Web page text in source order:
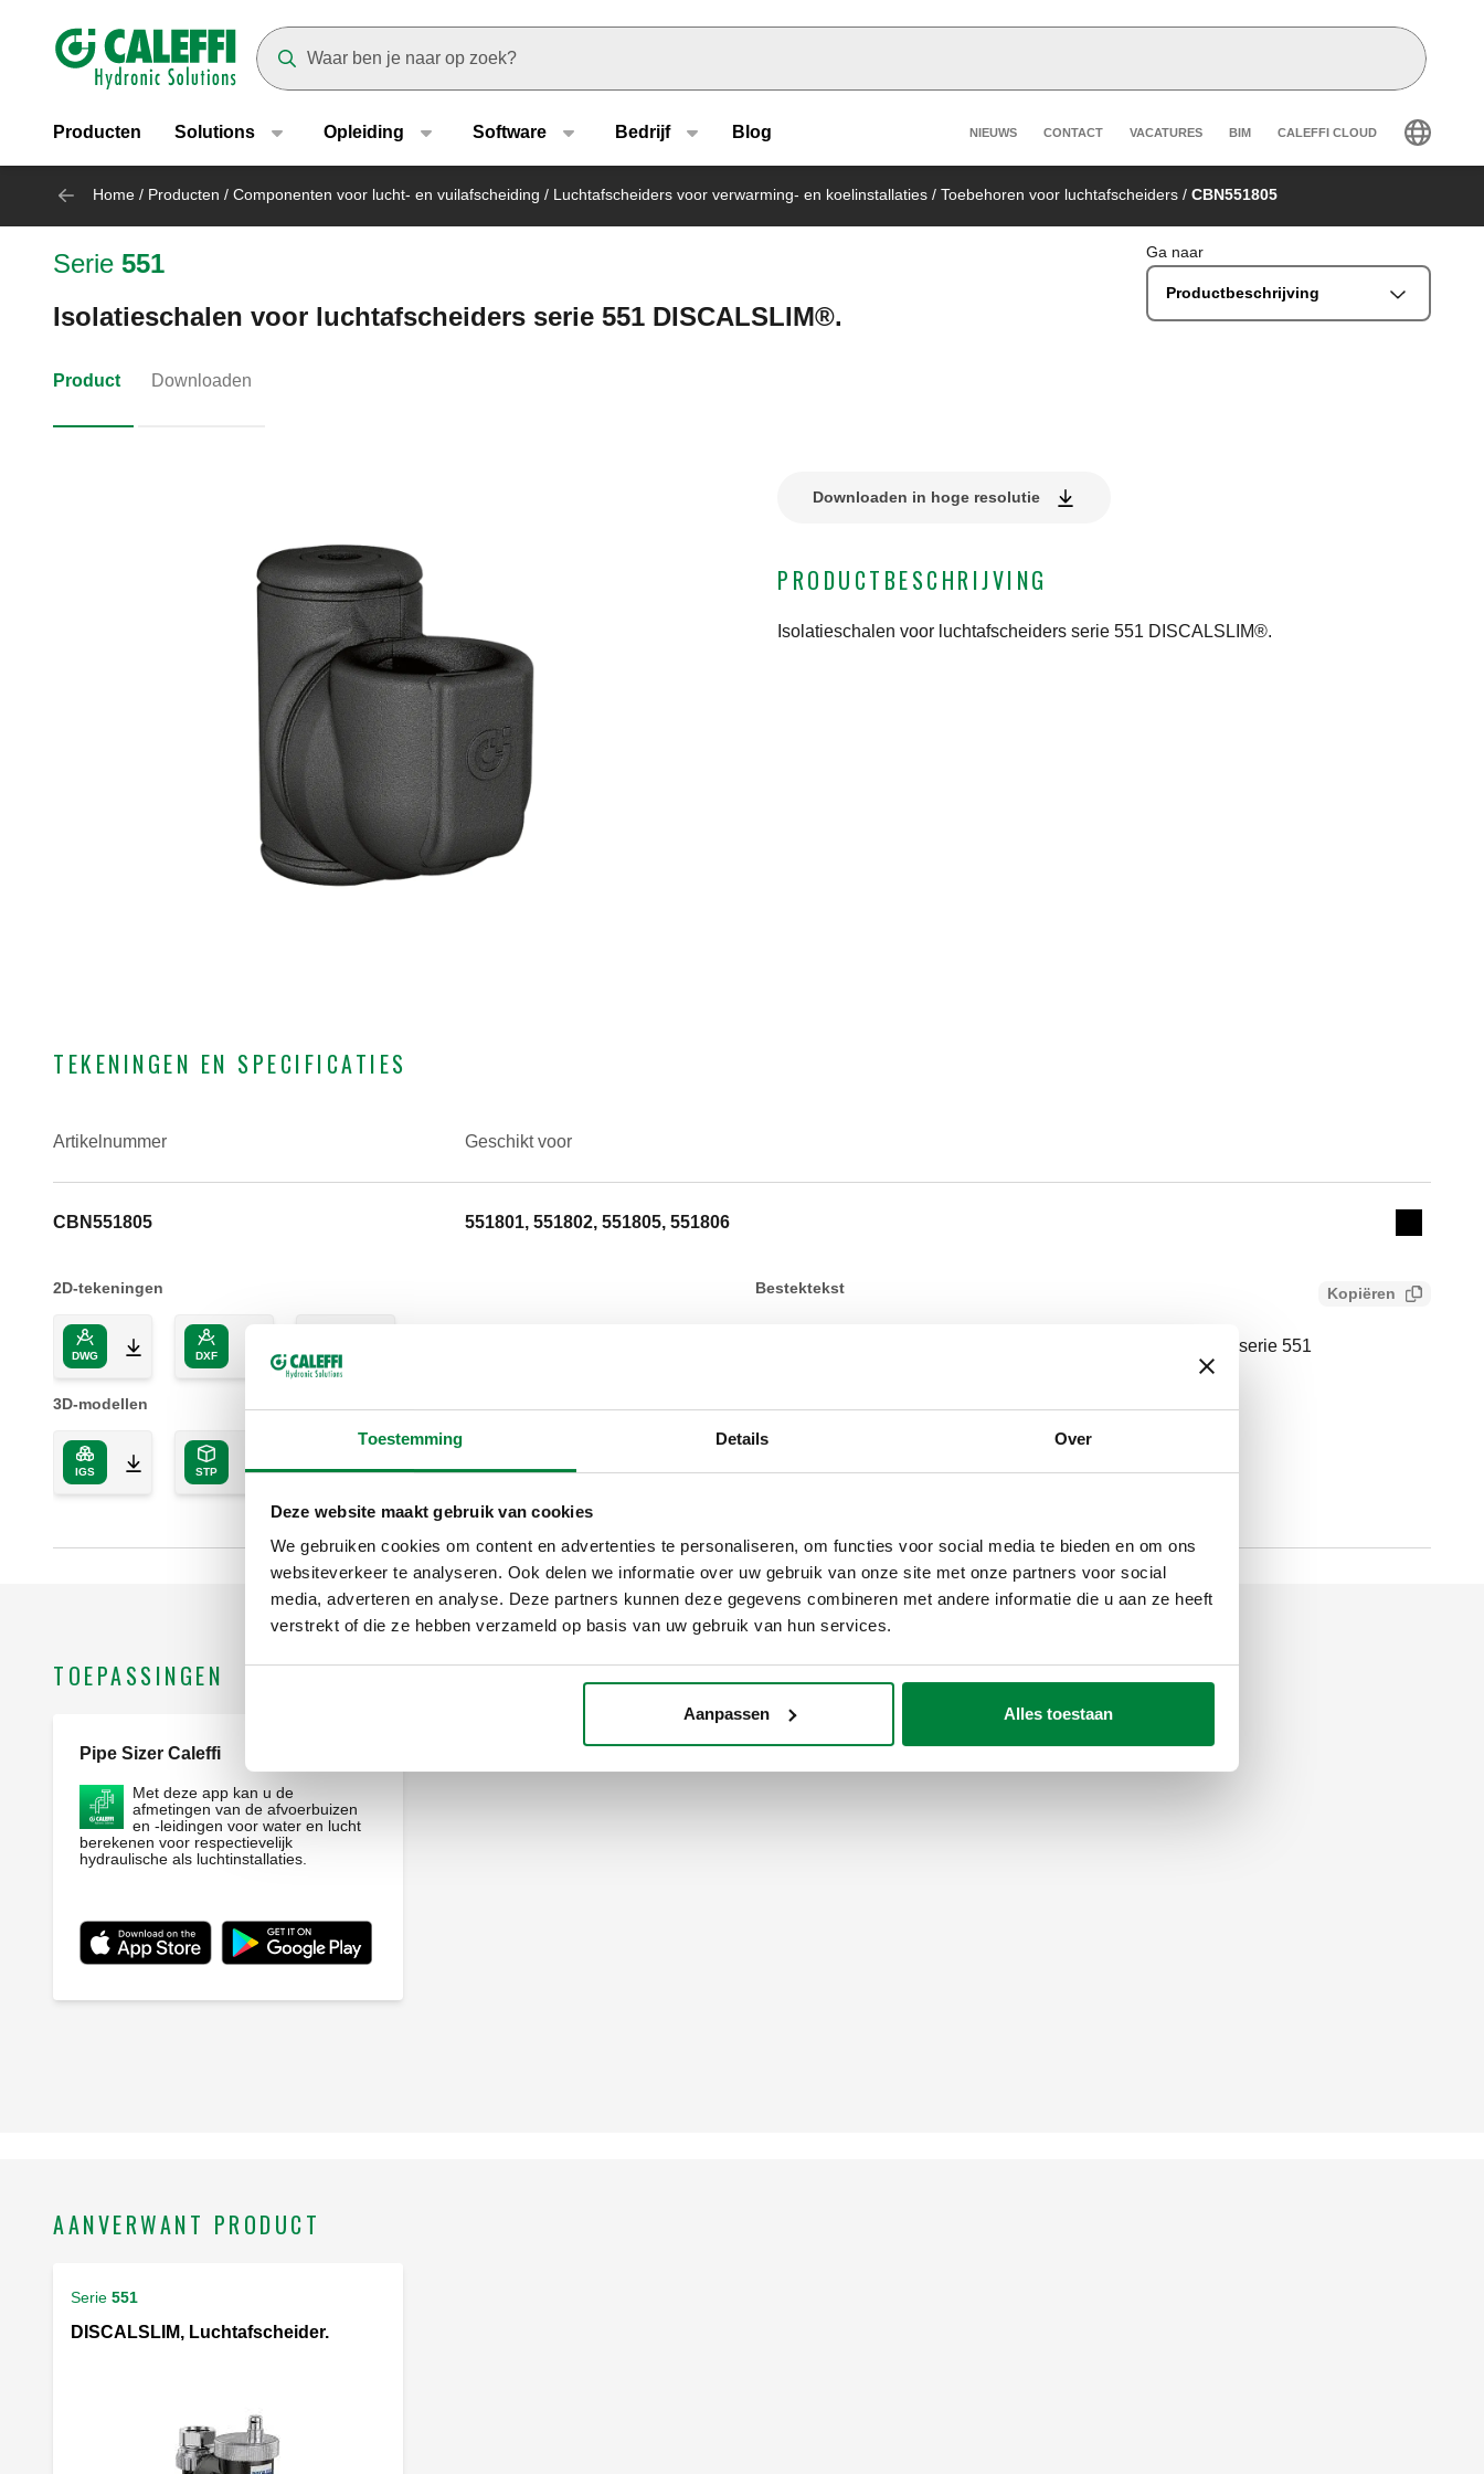
Toestemming Details Over
Deze website maakt gebruik van cookies
We gebruiken cookies om content en advertenties te personaliseren, om functies voor social media te bieden en om ons
websiteverkeer te analyseren. Ook delen we informatie over uw gebruik van onze site met onze partners voor social
media, adverteren en analyse. Deze partners kunnen deze gegevens combineren met andere informatie die u aan ze heeft
verstrekt of die ze hebben verzameld op basis van uw gebruik van hun services.
Aanpassen Alles toestaan
Header main navigation
Producten Solutions Opleiding Software Bedrijf Blog Header secondary navigation
NIEUWS CONTACT VACATURES BIM CALEFFI CLOUD
Home / Producten / Componenten voor lucht- en vuilafscheiding / Luchtafscheiders voor verwarming- en koelinstallaties / Toebehoren voor luchtafscheiders / CBN551805
Serie 551
Isolatieschalen voor luchtafscheiders serie 551 DISCALSLIM®.
Ga naar
Productbeschrijving
Product Downloaden
Downloaden in hoge resolutie
PRODUCTBESCHRIJVING
Isolatieschalen voor luchtafscheiders serie 551 DISCALSLIM®.
TEKENINGEN EN SPECIFICATIES
Artikelnummer
Geschikt voor
CBN551805 551801, 551802, 551805, 551806
Collapse
2D-tekeningen
DWG DXF PDF
3D-modellen
IGS STP
Bestektekst Kopiëren
CALEFFI, CBN551805. Isolatieschalen voor luchtafscheiders serie 551
TOEPASSINGEN
Pipe Sizer Caleffi
Met deze app kan u de
afmetingen van de afvoerbuizen
en -leidingen voor water en lucht
berekenen voor respectievelijk
hydraulische als luchtinstallaties.
AANVERWANT PRODUCT
Serie 551
DISCALSLIM, Luchtafscheider.